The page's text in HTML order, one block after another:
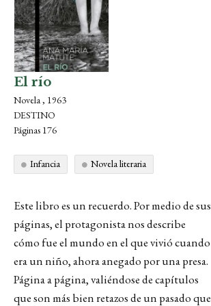
El río
Novela , 1963
DESTINO
Páginas 176
Infancia Novela literaria
Este libro es un recuerdo. Por medio de sus
páginas, el protagonista nos describe
cómo fue el mundo en el que vivió cuando
era un niño, ahora anegado por una presa.
Página a página, valiéndose de capítulos
que son más bien retazos de un pasado que